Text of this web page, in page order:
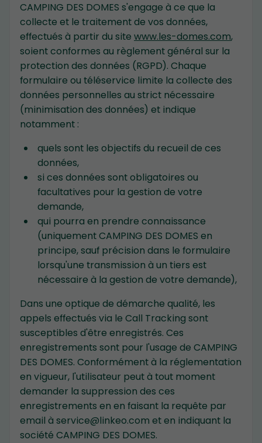
CAMPING DES DOMES s'engage à ce que la
collecte et le traitement de vos données,
effectués à partir du site www.les-domes.com,
soient conformes au règlement général sur la
protection des données (RGPD). Chaque
formulaire ou téléservice limite la collecte des
données personnelles au strict nécessaire
(minimisation des données) et indique
notamment :
quels sont les objectifs du recueil de ces
données,
si ces données sont obligatoires ou
facultatives pour la gestion de votre
demande,
qui pourra en prendre connaissance
(uniquement CAMPING DES DOMES en
principe, sauf précision dans le formulaire
lorsqu'une transmission à un tiers est
nécessaire à la gestion de votre demande),
Dans une optique de démarche qualité, les
appels effectués via le Call Tracking sont
susceptibles d'être enregistrés. Ces
enregistrements sont pour l'usage de CAMPING
DES DOMES. Conformément à la réglementation
en vigueur, l'utilisateur peut à tout moment
demander la suppression des ces
enregistrements en en faisant la requête par
email à service@linkeo.com et en indiquant la
société CAMPING DES DOMES.